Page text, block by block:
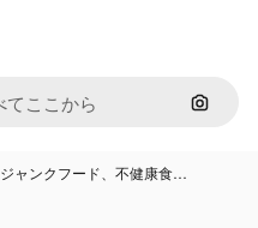
画像で
ャンクフード、不健康食…